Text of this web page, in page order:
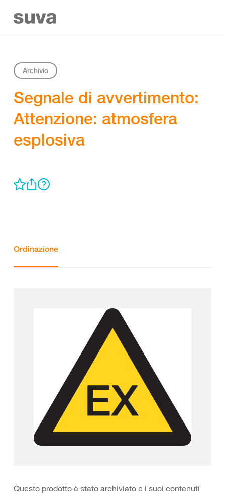
Archivio
Segnale di avvertimento:
Attenzione: atmosfera
esplosiva
Ordinazione
Questo prodotto è stato archiviato e i suoi contenuti